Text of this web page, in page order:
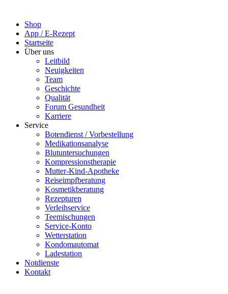
Shop
App / E-Rezept
Startseite
Über uns
Leitbild
Neuigkeiten
Team
Geschichte
Qualität
Forum Gesundheit
Karriere
Service
Botendienst / Vorbestellung
Medikationsanalyse
Blutuntersuchungen
Kompressionstherapie
Mutter-Kind-Apotheke
Reiseimpfberatung
Kosmetikberatung
Rezepturen
Verleihservice
Teemischungen
Service-Konto
Wetterstation
Kondomautomat
Ladestation
Notdienste
Kontakt